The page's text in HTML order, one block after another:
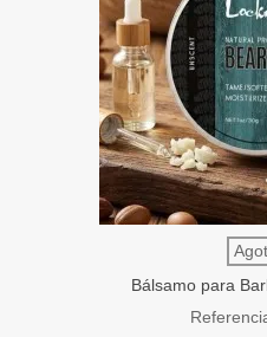
Bálsamo para